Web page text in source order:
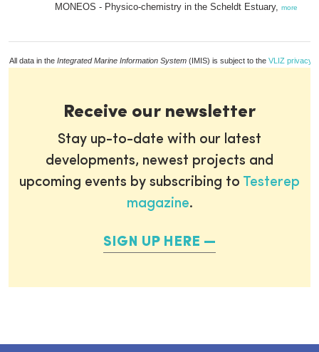
MONEOS - Physico-chemistry in the Scheldt Estuary, more
All data in the Integrated Marine Information System (IMIS) is subject to the VLIZ privacy
Receive our newsletter
Stay up-to-date with our latest
developments, newest projects and
upcoming events by subscribing to Testerep
magazine.
SIGN UP HERE